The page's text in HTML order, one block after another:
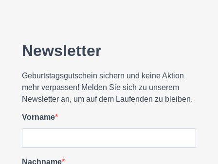
Newsletter
Geburtstagsgutschein sichern und keine Aktion
mehr verpassen! Melden Sie sich zu unserem
Newsletter an, um auf dem Laufenden zu bleiben.
Vorname
Nachname